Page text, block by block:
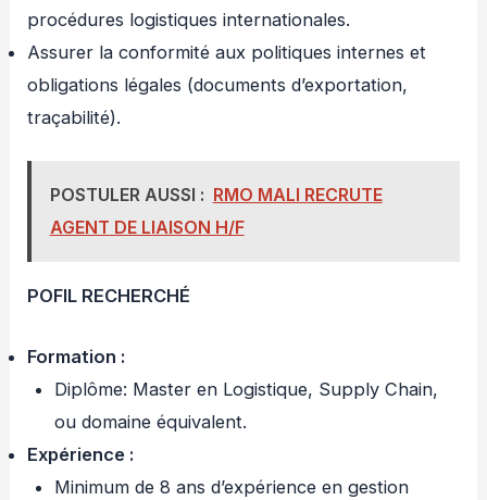
procédures logistiques internationales.
Assurer la conformité aux politiques internes et
obligations légales (documents d’exportation,
traçabilité).
POSTULER AUSSI : RMO MALI RECRUTE
AGENT DE LIAISON H/F
POFIL RECHERCHÉ
Formation :
Diplôme: Master en Logistique, Supply Chain,
ou domaine équivalent.
Expérience :
Minimum de 8 ans d’expérience en gestion